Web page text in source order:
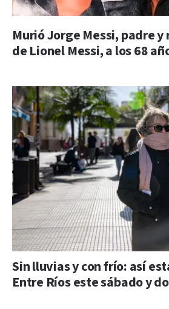
Murió Jorge Messi, padre
de Lionel Messi, a los 68
Sin lluvias y con frío: así
Entre Ríos este sábado y